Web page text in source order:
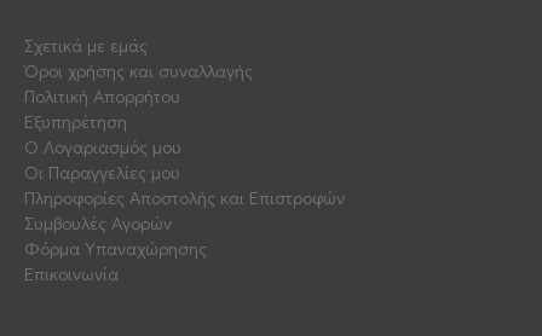
Σχετικά με εμάς
Όροι χρήσης και συναλλαγής
Πολιτική Απορρήτου
Εξυπηρέτηση
Ο Λογαριασμός μου
Οι Παραγγελίες μου
Πληροφορίες Αποστολής και Επιστροφών
Συμβουλές Αγορών
Φόρμα Υπαναχώρησης
Επικοινωνία